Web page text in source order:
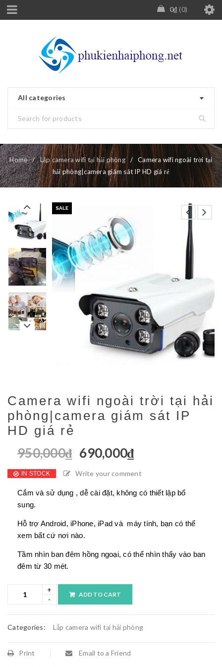
0₫ 0
All categories
Home / Lắp camera wifi tại hải phòng /
Camera wifi ngoài trời tại
hải phòng|camera giám sát IP HD giá rẻ
SALE
Camera wifi ngoài trời tại hải
phòng|camera giám sát IP
HD giá rẻ
950,000₫ 690,000₫
IN STOCK Write your comment
Cắm và sử dụng , dễ cài đặt, không có thiết lập bổ
sung.
Hỗ trợ Android, iPhone, iPad và máy tính, bạn có thể
xem bất cứ nơi nào.
Tầm nhìn ban đêm hồng ngoại, có thể nhìn thấy vào ban
đêm từ 30 mét.
ADD TO CART
Categories: Lắp camera wifi tại hải phòng
Print Email to a Friend